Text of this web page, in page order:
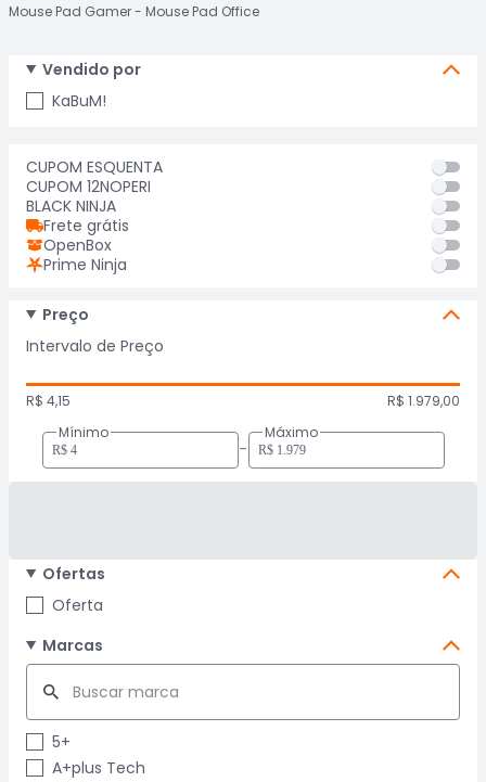
Mouse Pad Gamer Mouse Pad Office
Vendido por
KaBuM!
CUPOM ESQUENTA
CUPOM 12NOPERI
BLACK NINJA
Frete grátis
OpenBox
Prime Ninja
Preço
Intervalo de Preço
R$ 4,15
R$ 1.979,00
Mínimo
-
Máximo
Ofertas
Oferta
Marcas
5+
A+plus Tech